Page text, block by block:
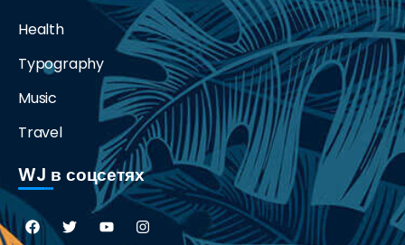
Health
Typography
Music
Travel
WJ в соцсетях